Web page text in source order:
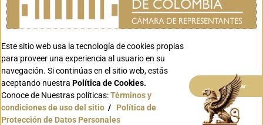
Youtube_@CamaraColombia
Youtube_@CanalCongreso
Conoce GOV.CO
Este sitio web usa la tecnología de cookies propias
para proveer una experiencia al usuario en su
navegación. Si continúas en el sitio web, estás
aceptando nuestra Política de Cookies.
Conoce de Nuestras políticas:Términos y
condiciones de uso del sitio / Política de
Protección de Datos Personales
Aceptar